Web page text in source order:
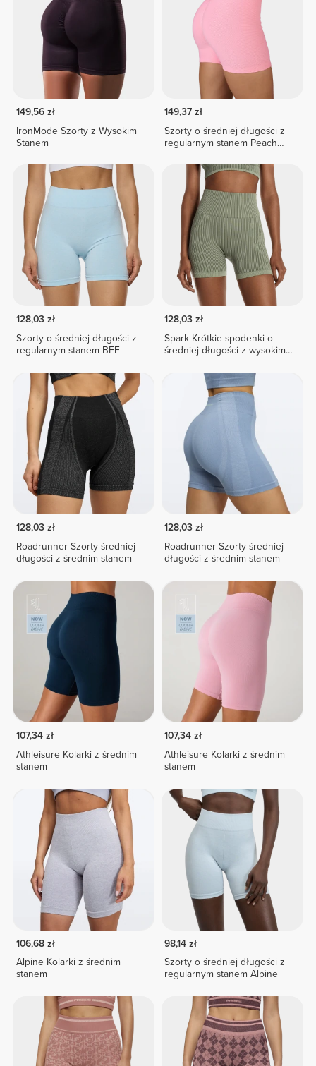
149,56 zł
IronMode Szorty z Wysokim
Stanem
149,37 zł
Szorty o średniej długości z
regularnym stanem Peach
128,03 zł
Szorty o średniej długości z
regularnym stanem BFF
128,03 zł
Spark Krótkie spodenki o
średniej długości z wysokim
128,03 zł
Roadrunner Szorty średniej
długości z średnim stanem
128,03 zł
Roadrunner Szorty średniej
długości z średnim stanem
107,34 zł
Athleisure Kolarki z średnim
stanem
107,34 zł
Athleisure Kolarki z średnim
stanem
106,68 zł
Alpine Kolarki z średnim
stanem
98,14 zł
Szorty o średniej długości z
regularnym stanem Alpine